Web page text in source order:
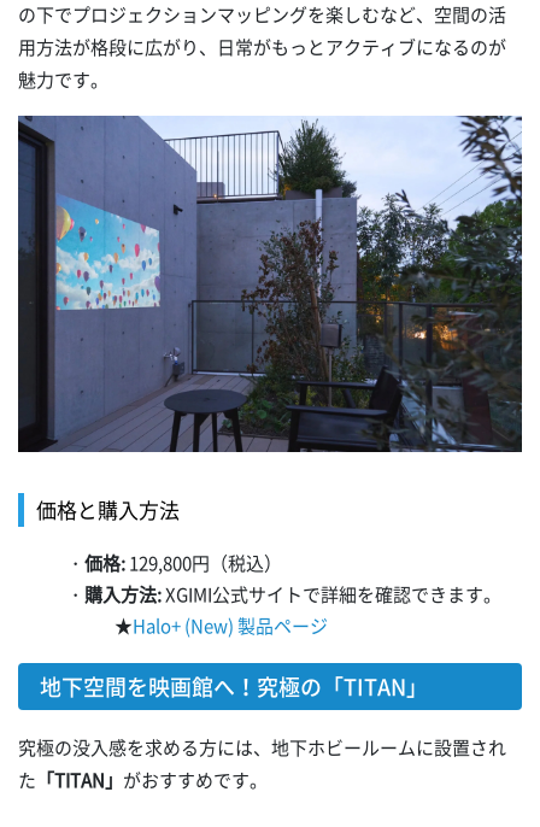
の下でプロジェクションマッピングを楽しむなど、空間の活
用方法が格段に広がり、日常がもっとアクティブになるのが
魅力です。
価格と購入方法
・ 価格:129,800円（税込）
・ 購入方法:XGIMI公式サイトで詳細を確認できます。
★Halo+ (New) 製品ページ
地下空間を映画館へ！究極の「TITAN」
究極の没入感を求める方には、地下ホビールームに設置され
た 「TITAN」 がおすすめです。